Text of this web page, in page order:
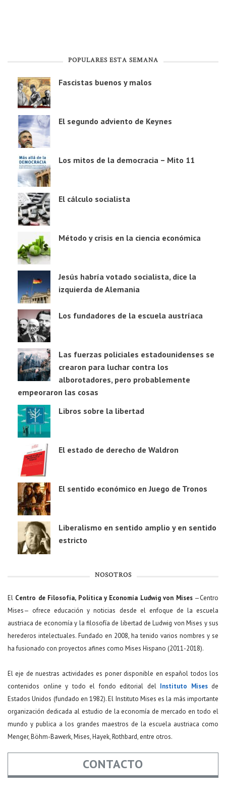
POPULARES ESTA SEMANA
Fascistas buenos y malos
El segundo adviento de Keynes
Los mitos de la democracia – Mito 11
El cálculo socialista
Método y crisis en la ciencia económica
Jesús habría votado socialista, dice la
izquierda de Alemania
Los fundadores de la escuela austríaca
Las fuerzas policiales estadounidenses se
crearon para luchar contra los
alborotadores, pero probablemente
empeoraron las cosas
Libros sobre la libertad
El estado de derecho de Waldron
El sentido económico en Juego de Tronos
Liberalismo en sentido amplio y en sentido
estricto
NOSOTROS
El Centro de Filosofía, Política y Economía Ludwig von Mises—Centro
Mises— ofrece educación y noticias desde el enfoque de la escuela
austriaca de economía y la filosofía de libertad de Ludwig von Mises y sus
herederos intelectuales. Fundado en 2008, ha tenido varios nombres y se
ha fusionado con proyectos afines como Mises Hispano (2011-2018).
El eje de nuestras actividades es poner disponible en español todos los
contenidos online y todo el fondo editorial del Instituto Misesde
Estados Unidos (fundado en 1982). El Instituto Mises es la más importante
organización dedicada al estudio de la economía de mercado en todo el
mundo y publica a los grandes maestros de la escuela austriaca como
Menger, Böhm-Bawerk, Mises, Hayek, Rothbard, entre otros.
CONTACTO